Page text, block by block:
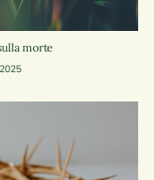
morte